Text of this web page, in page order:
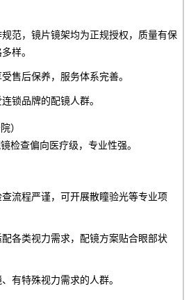
范，镜片镜架均为正规授权，质量有保
样。
售后保养，服务体系完善。
锁品牌的配镜人群。
）
检查偏向医疗级，专业性强。
流程严谨，可开展散瞳验光等专业项
各类视力需求，配镜方案贴合眼部状
有特殊视力需求的人群。